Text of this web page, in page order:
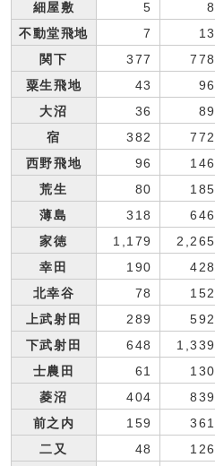
細屋敷
5 8
不動堂飛地
7 13
関下
377 778
粟生飛地
43 96
大沼
36 89
宿
382 772
西野飛地
96 146
荒生
80 185
薄島
318 646
家徳
1,179 2,265
幸田
190 428
北幸谷
78 152
上武射田
289 592
下武射田
648 1,339
士農田
61 130
菱沼
404 839
前之内
159 361
二又
48 126